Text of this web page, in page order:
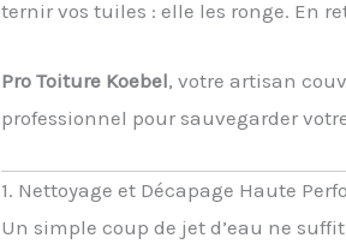
ternir vos tuiles : elle les ronge. En
Pro Toiture Koebel, votre artisan
professionnel pour sauvegarder
1. Nettoyage et Décapage Haute
Un simple coup de jet d’eau ne suffit